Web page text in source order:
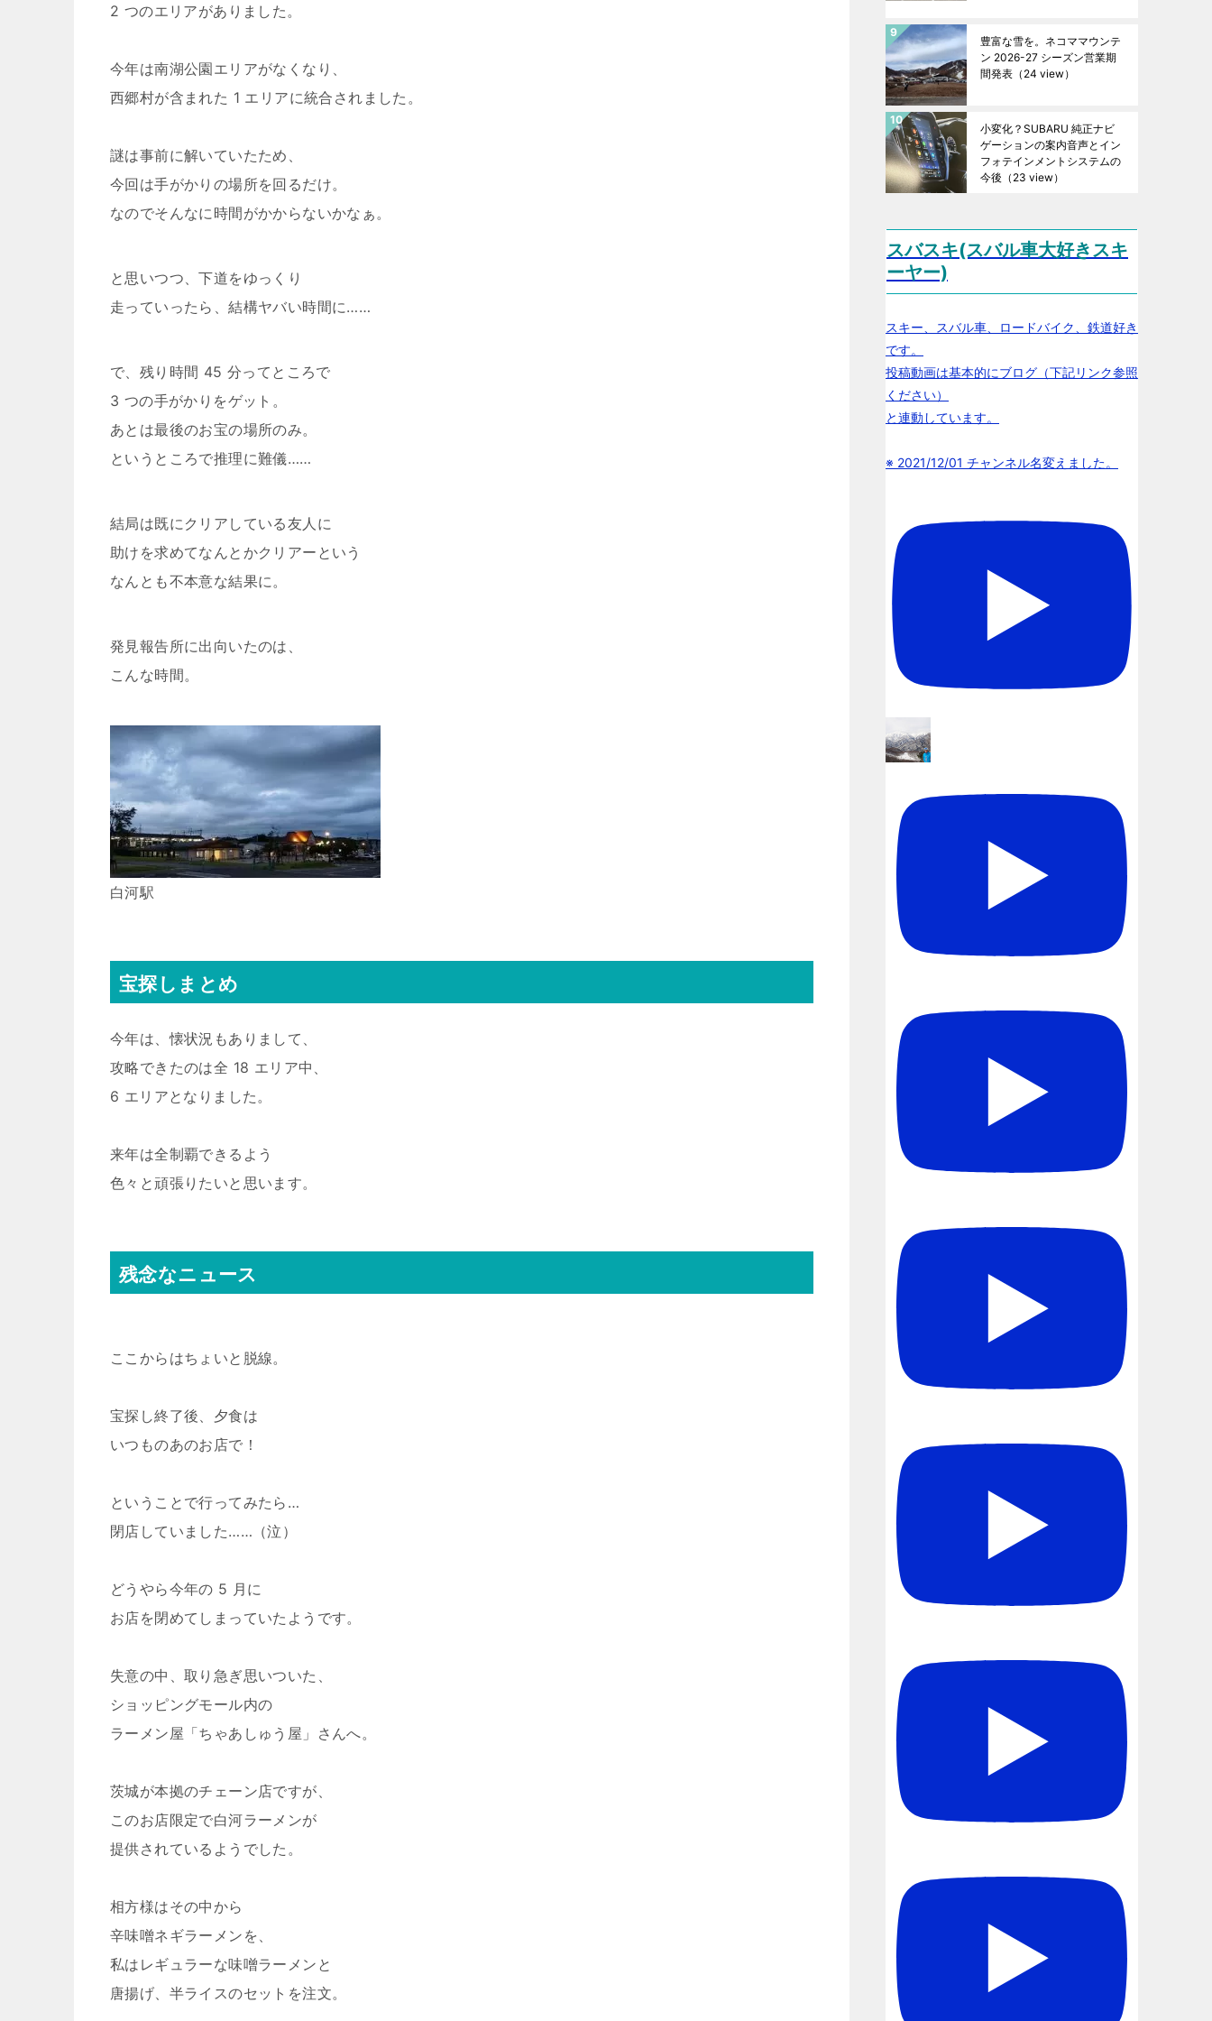
2 つのエリアがありました。
今年は南湖公園エリアがなくなり、
西郷村が含まれた 1 エリアに統合されました。
謎は事前に解いていたため、
今回は手がかりの場所を回るだけ。
なのでそんなに時間がかからないかなぁ。
と思いつつ、下道をゆっくり
走っていったら、結構ヤバい時間に……
で、残り時間 45 分ってところで
3 つの手がかりをゲット。
あとは最後のお宝の場所のみ。
というところで推理に難儀……
結局は既にクリアしている友人に
助けを求めてなんとかクリアーという
なんとも不本意な結果に。
発見報告所に出向いたのは、
こんな時間。
白河駅
宝探しまとめ
今年は、懐状況もありまして、
攻略できたのは全 18 エリア中、
6 エリアとなりました。
来年は全制覇できるよう
色々と頑張りたいと思います。
残念なニュース
ここからはちょいと脱線。
宝探し終了後、夕食は
いつものあのお店で！
ということで行ってみたら…
閉店していました……（泣）
どうやら今年の 5 月に
お店を閉めてしまっていたようです。
失意の中、取り急ぎ思いついた、
ショッピングモール内の
ラーメン屋「ちゃあしゅう屋」さんへ。
茨城が本拠のチェーン店ですが、
このお店限定で白河ラーメンが
提供されているようでした。
相方様はその中から
辛味噌ネギラーメンを、
私はレギュラーな味噌ラーメンと
唐揚げ、半ライスのセットを注文。
豊富な雪を。ネコママウンテ
ン 2026-27 シーズン営業期
間発表 （24 view）
小変化？SUBARU 純正ナビ
ゲーションの案内音声とイン
フォテインメントシステムの
今後 （23 view）
スバスキ(スバル車大好きスキ
ーヤー)
スキー、スバル車、ロードバイク、鉄道好き
です。
投稿動画は基本的にブログ（下記リンク参照
ください）
と連動しています。
※ 2021/12/01 チャンネル名変えました。